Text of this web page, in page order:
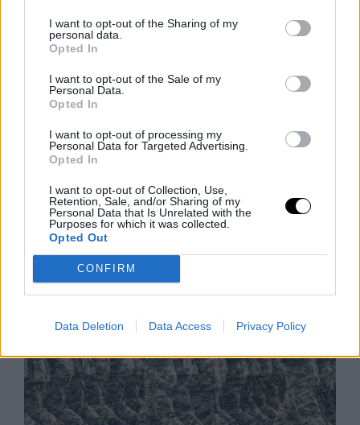
I want to opt-out of the Sharing of my
personal data.
Opted In
I want to opt-out of the Sale of my
Personal Data.
Opted In
I want to opt-out of processing my
Personal Data for Targeted Advertising.
Opted In
I want to opt-out of Collection, Use,
Retention, Sale, and/or Sharing of my
Personal Data that Is Unrelated with the
Purposes for which it was collected.
Opted Out
CONFIRM
Data Deletion Data Access Privacy Policy
A Feldolgozott Élelmiszerek Nagy
Tévedése
Iratkozz fel a Slatest hírlevelére, hogy naponta
megkapd a legélesebb elemzéseket, kritikákat és
tanácsokat! Az ultra-feldolgozott élelmiszerek (UPF)
manapság az egyik legnagyobb mumusnak
Rooby
augusztus 6, 2026